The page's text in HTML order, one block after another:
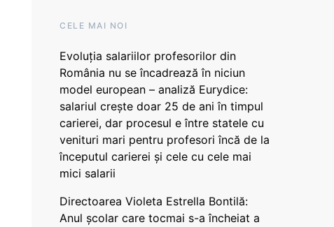
CELE MAI NOI
Evoluția salariilor profesorilor din
România nu se încadrează în niciun
model european – analiză Eurydice:
salariul crește doar 25 de ani în timpul
carierei, dar procesul e între statele cu
venituri mari pentru profesori încă de la
începutul carierei și cele cu cele mai
mici salarii
Directoarea Violeta Estrella Bontilă:
Anul școlar care tocmai s-a încheiat a